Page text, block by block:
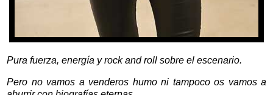
Pura fuerza, energía y rock and roll sobre el escenario.
Pero no vamos a venderos humo ni tampoco os vamos a